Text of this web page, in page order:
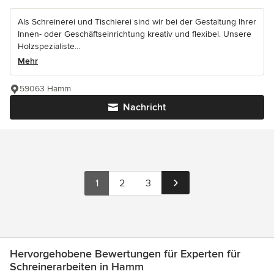
Als Schreinerei und Tischlerei sind wir bei der Gestaltung Ihrer
Innen- oder Geschäftseinrichtung kreativ und flexibel. Unsere
Holzspezialiste...
Mehr
Nachricht
59063 Hamm
1 2 3
Hervorgehobene Bewertungen für Experten für
Schreinerarbeiten in Hamm